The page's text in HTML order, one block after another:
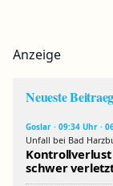
Anzeige
Neueste
Goslar · 09:34 Uhr ·
Unfall bei Bad
Kontrollverlust
schwer